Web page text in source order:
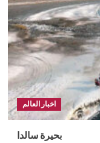
اخبار العالم
بحيرة سالدا